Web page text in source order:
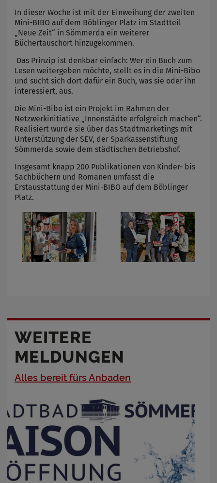
In dieser Woche ist mit der Einweihung der zweiten
Mini-BIBO auf dem Böblinger Platz im Stadtteil
„Neue Zeit“ in Sömmerda ein weiterer
Büchertauschort hinzugekommen.
Das Prinzip ist denkbar einfach: Wer ein Buch zum
Lesen weitergeben möchte, stellt es in die Mini-Bibo
und sucht sich dort dafür ein Buch, was sie oder ihn
interessiert, aus.
Die Mini-Bibo ist ein Projekt im Rahmen der
Netzwerkinitiative „Innenstädte erfolgreich machen“.
Realisiert wurde sie über das Stadtmarketings mit
Unterstützung der SEV, der Sparkassenstiftung
Sömmerda sowie dem städtischen Betriebshof.
Insgesamt knapp 200 Publikationen von Kinder- bis
Sachbüchern und Romanen umfasst die
Erstausstattung der Mini-BIBO auf dem Böblinger
Platz.
WEITERE
MELDUNGEN
Alles bereit fürs Anbaden